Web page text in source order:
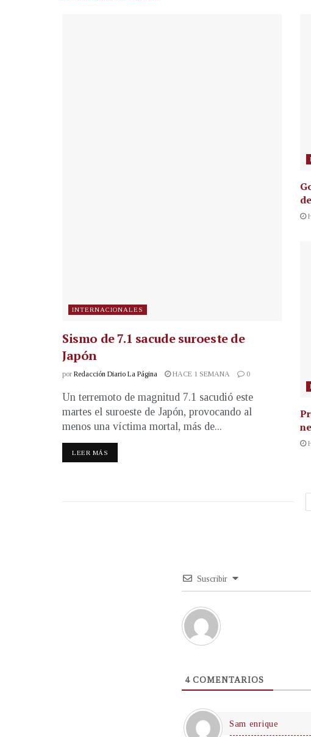
INTERNACIONALES
Sismo de 7.1 sacude suroeste de
Japón
por Redacción Diario La Página HACE 1 SEMANA 0
Un terremoto de magnitud 7.1 sacudió este
martes el suroeste de Japón, provocando al
menos una víctima mortal, más de...
LEER MÁS
Suscribir
4COMENTARIOS
Sam enrique